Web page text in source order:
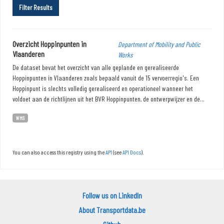
Filter Results
Overzicht Hoppinpunten in
Vlaanderen
Department of Mobility and Public
Works
De dataset bevat het overzicht van alle geplande en gerealiseerde
Hoppinpunten in Vlaanderen zoals bepaald vanuit de 15 vervoerregio's. Een
Hoppinpunt is slechts volledig gerealiseerd en operationeel wanneer het
voldoet aan de richtlijnen uit het BVR Hoppinpunten, de ontwerpwijzer en de...
WMS
You can also access this registry using theAPI (seeAPI Docs).
Follow us on LinkedIn
About Transportdata.be